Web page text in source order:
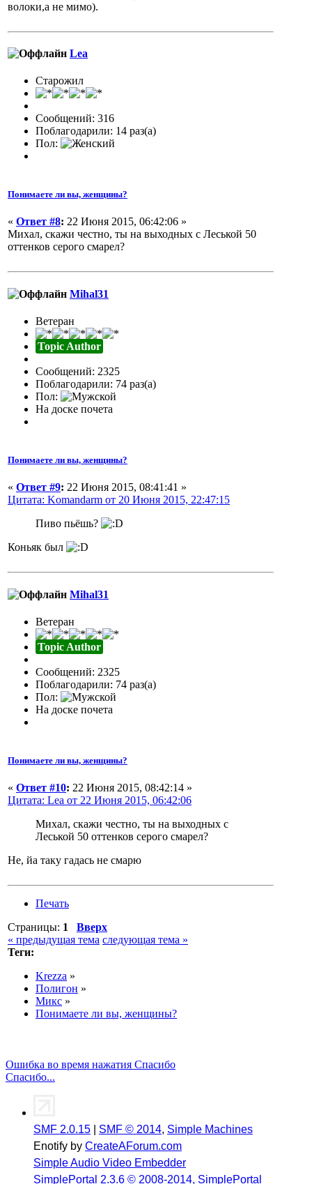
волоки,а не мимо).
Lea
Старожил
Сообщений: 316
Поблагодарили: 14 раз(а)
Пол:
Понимаете ли вы, женщины?
« Ответ #8: 22 Июня 2015, 06:42:06 »
Михал, скажи честно, ты на выходных с Леськой 50
оттенков серого смарел?
Mihal31
Ветеран
Topic Author
Сообщений: 2325
Поблагодарили: 74 раз(а)
Пол:
На доске почета
Понимаете ли вы, женщины?
« Ответ #9: 22 Июня 2015, 08:41:41 »
Цитата: Komandarm от 20 Июня 2015, 22:47:15
Пиво пьёшь?
Коньяк был
Mihal31
Ветеран
Topic Author
Сообщений: 2325
Поблагодарили: 74 раз(а)
Пол:
На доске почета
Понимаете ли вы, женщины?
« Ответ #10: 22 Июня 2015, 08:42:14 »
Цитата: Lea от 22 Июня 2015, 06:42:06
Михал, скажи честно, ты на выходных с
Леськой 50 оттенков серого смарел?
Не, йа таку гадась не смарю
Печать
Страницы: 1
Вверх
« предыдущая тема следующая тема »
Теги:
Krezza »
Полигон »
Микс »
Понимаете ли вы, женщины?
Ошибка во время нажатия Спасибо
Спасибо...
SMF 2.0.15 SMF © 2014, Simple Machines
Enotify by CreateAForum.com
Simple Audio Video Embedder
SimplePortal 2.3.6 © 2008-2014, SimplePortal